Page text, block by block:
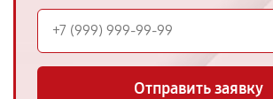
Отправить заявку